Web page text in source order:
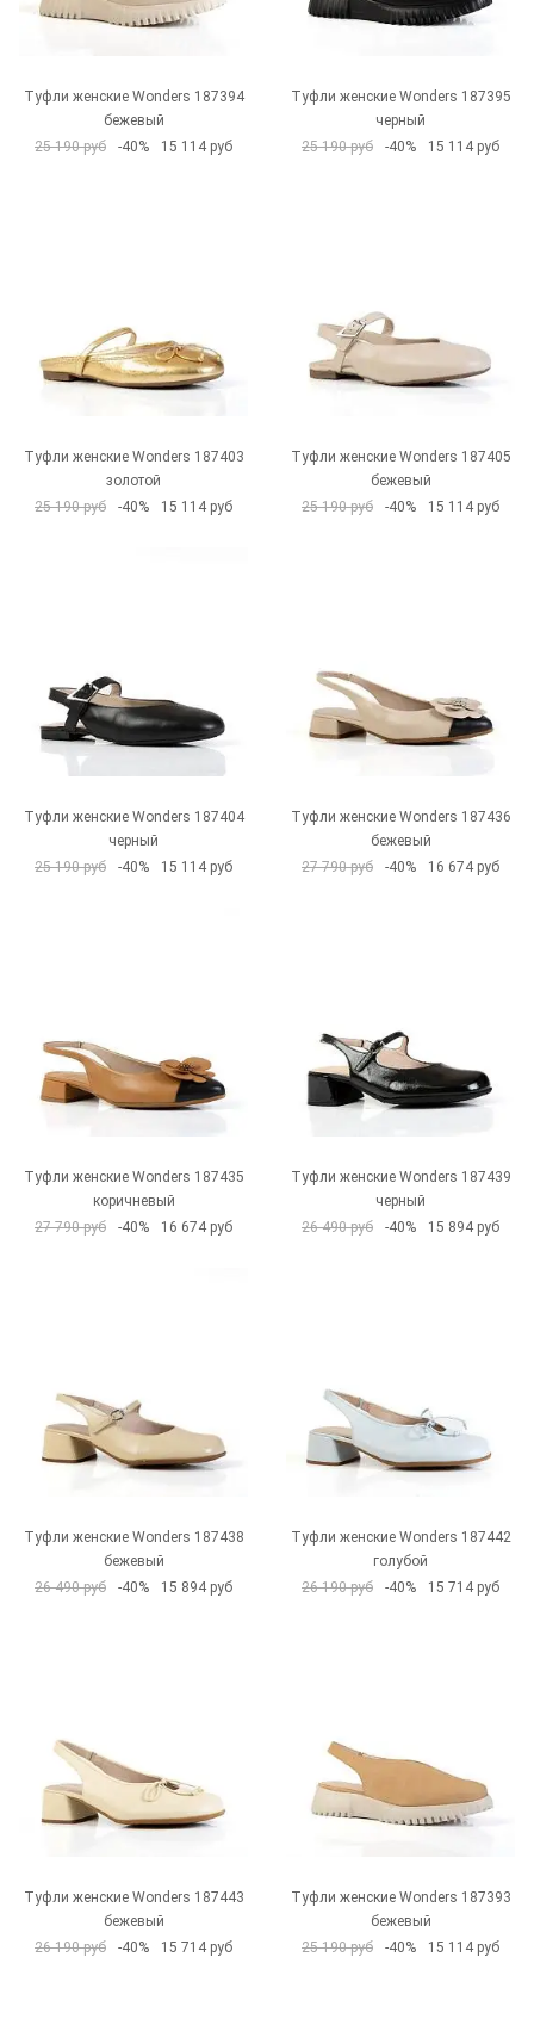
Туфли женские Wonders 187394
бежевый
25 190 руб
-40% 15 114 руб
Туфли женские Wonders 187395
черный
25 190 руб
-40% 15 114 руб
Туфли женские Wonders 187403
золотой
25 190 руб
-40% 15 114 руб
Туфли женские Wonders 187405
бежевый
25 190 руб
-40% 15 114 руб
Туфли женские Wonders 187404
черный
25 190 руб
-40% 15 114 руб
Туфли женские Wonders 187436
бежевый
27 790 руб
-40% 16 674 руб
Туфли женские Wonders 187435
коричневый
27 790 руб
-40% 16 674 руб
Туфли женские Wonders 187439
черный
26 490 руб
-40% 15 894 руб
Туфли женские Wonders 187438
бежевый
26 490 руб
-40% 15 894 руб
Туфли женские Wonders 187442
голубой
26 190 руб
-40% 15 714 руб
Туфли женские Wonders 187443
бежевый
26 190 руб
-40% 15 714 руб
Туфли женские Wonders 187393
бежевый
25 190 руб
-40% 15 114 руб